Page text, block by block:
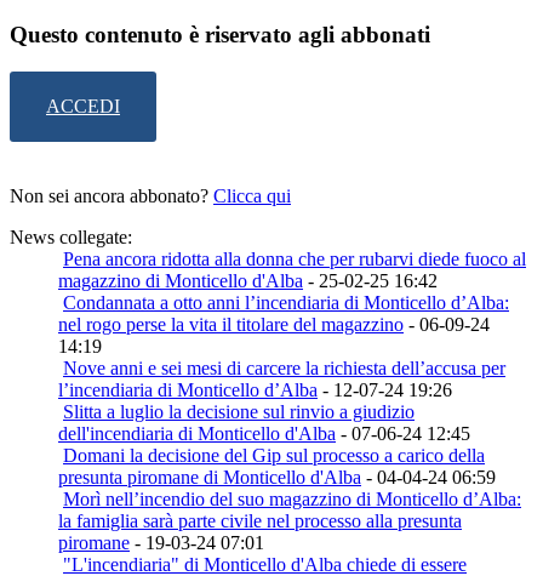
Questo contenuto è riservato agli abbonati
ACCEDI
Non sei ancora abbonato? Clicca qui
News collegate:
Pena ancora ridotta alla donna che per rubarvi diede fuoco al
magazzino di Monticello d'Alba - 25-02-25 16:42
Condannata a otto anni l’incendiaria di Monticello d’Alba:
nel rogo perse la vita il titolare del magazzino - 06-09-24
14:19
Nove anni e sei mesi di carcere la richiesta dell’accusa per
l’incendiaria di Monticello d’Alba - 12-07-24 19:26
Slitta a luglio la decisione sul rinvio a giudizio
dell'incendiaria di Monticello d'Alba - 07-06-24 12:45
Domani la decisione del Gip sul processo a carico della
presunta piromane di Monticello d'Alba - 04-04-24 06:59
Morì nell’incendio del suo magazzino di Monticello d’Alba:
la famiglia sarà parte civile nel processo alla presunta
piromane - 19-03-24 07:01
"L'incendiaria" di Monticello d'Alba chiede di essere